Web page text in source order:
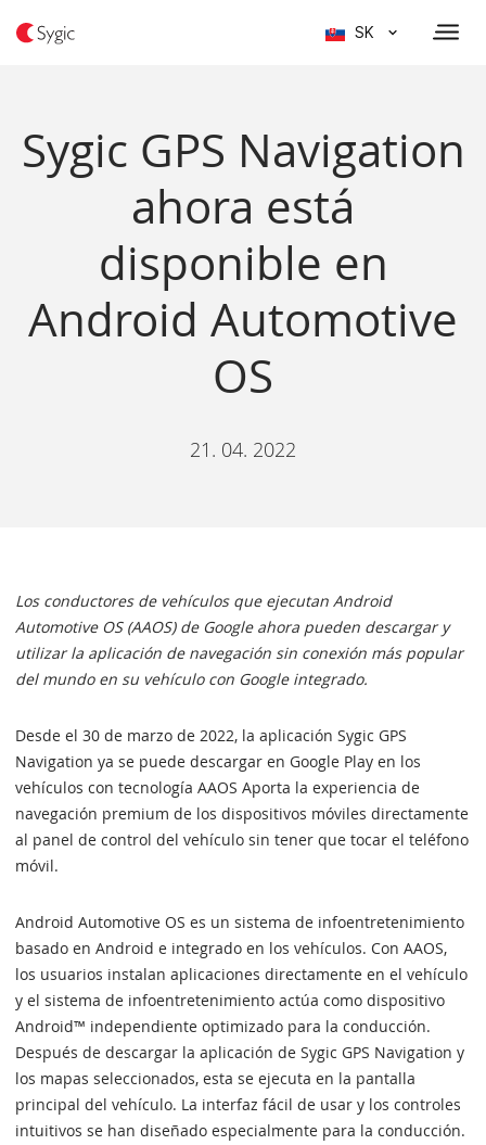
SK
Sygic GPS Navigation
ahora está
disponible en
Android Automotive
OS
21. 04. 2022
Los conductores de vehículos que ejecutan Android
Automotive OS (AAOS) de Google ahora pueden descargar y
utilizar la aplicación de navegación sin conexión más popular
del mundo en su vehículo con Google integrado.
Desde el 30 de marzo de 2022, la aplicación Sygic GPS
Navigation ya se puede descargar en Google Play en los
vehículos con tecnología AAOS Aporta la experiencia de
navegación premium de los dispositivos móviles directamente
al panel de control del vehículo sin tener que tocar el teléfono
móvil.
Android Automotive OS es un sistema de infoentretenimiento
basado en Android e integrado en los vehículos. Con AAOS,
los usuarios instalan aplicaciones directamente en el vehículo
y el sistema de infoentretenimiento actúa como dispositivo
Android™ independiente optimizado para la conducción.
Después de descargar la aplicación de Sygic GPS Navigation y
los mapas seleccionados, esta se ejecuta en la pantalla
principal del vehículo. La interfaz fácil de usar y los controles
intuitivos se han diseñado especialmente para la conducción.